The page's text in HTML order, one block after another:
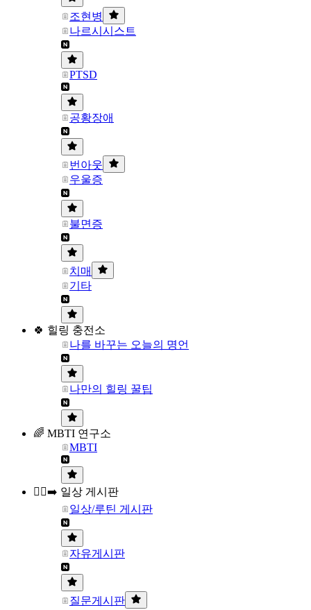
조현병
나르시시스트
PTSD
공황장애
번아웃
우울증
불면증
치매
기타
🍀 힐링 충전소
나를 바꾸는 오늘의 명언
나만의 힐링 꿀팁
🌈 MBTI 연구소
MBTI
🏃‍♀️‍➡️ 일상 게시판
일상/루틴 게시판
자유게시판
질문게시판